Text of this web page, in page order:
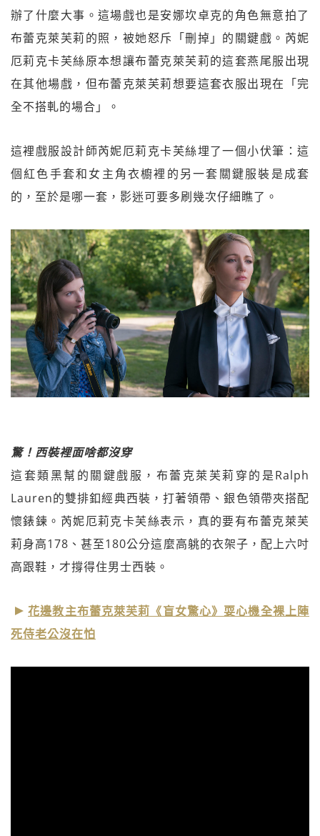
辦了什麼大事。這場戲也是安娜坎卓克的角色無意拍了
布蕾克萊芙莉的照，被她怒斥「刪掉」的關鍵戲。芮妮
厄莉克卡芙絲原本想讓布蕾克萊芙莉的這套燕尾服出現
在其他場戲，但布蕾克萊芙莉想要這套衣服出現在「完
全不搭軋的場合」。
這裡戲服設計師芮妮厄莉克卡芙絲埋了一個小伏筆：這
個紅色手套和女主角衣櫥裡的另一套關鍵服裝是成套
的，至於是哪一套，影迷可要多刷幾次仔細瞧了。
驚！西裝裡面啥都沒穿
這套類黑幫的關鍵戲服，布蕾克萊芙莉穿的是Ralph
Lauren的雙排釦經典西裝，打著領帶、銀色領帶夾搭配
懷錶鍊。芮妮厄莉克卡芙絲表示，真的要有布蕾克萊芙
莉身高178、甚至180公分這麼高䠷的衣架子，配上六吋
高跟鞋，才撐得住男士西裝。
花邊教主布蕾克萊芙莉《盲女驚心》耍心機全裸上陣
死侍老公沒在怕